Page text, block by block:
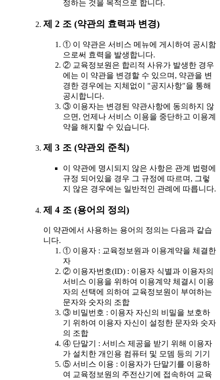
정하는 것을 목적으로 합니다.
제 2 조 (약관의 효력과 변경)
① 이 약관은 서비스 메뉴에 게시하여 공시함
으로써 효력을 발생합니다.
② 교육정보원은 합리적 사유가 발생한 경우
에는 이 약관을 변경할 수 있으며, 약관을 변
경한 경우에는 지체없이 "공지사항"을 통해
공시합니다.
③ 이용자는 변경된 약관사항에 동의하지 않
으면, 언제나 서비스 이용을 중단하고 이용계
약을 해지할 수 있습니다.
제 3 조 (약관외 준칙)
이 약관에 명시되지 않은 사항은 관계 법령에
규정 되어있을 경우 그 규정에 따르며, 그렇
지 않은 경우에는 일반적인 관례에 따릅니다.
제 4 조 (용어의 정의)
이 약관에서 사용하는 용어의 정의는 다음과 같습
니다.
① 이용자 : 교육정보원과 이용계약을 체결한
자
② 이용자번호(ID) : 이용자 식별과 이용자의
서비스 이용을 위하여 이용계약 체결시 이용
자의 선택에 의하여 교육정보원이 부여하는
문자와 숫자의 조합
③ 비밀번호 : 이용자 자신의 비밀을 보호하
기 위하여 이용자 자신이 설정한 문자와 숫자
의 조합
④ 단말기 : 서비스 제공을 받기 위해 이용자
가 설치한 개인용 컴퓨터 및 모뎀 등의 기기
⑤ 서비스 이용 : 이용자가 단말기를 이용하
여 교육정보원의 주전산기에 접속하여 교육